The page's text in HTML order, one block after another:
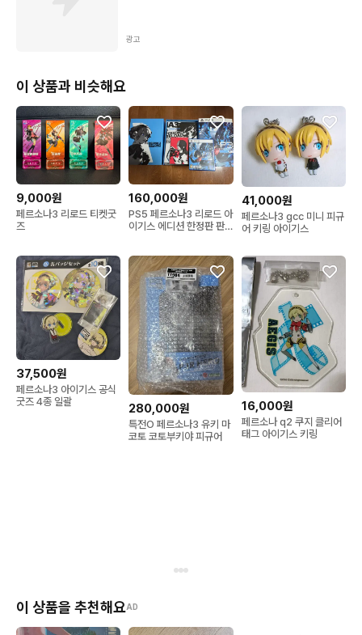
광고
이 상품과 비슷해요
9,000원
페르소나3 리로드 티켓굿
즈
160,000원
PS5 페르소나3 리로드 아
이기스 에디션 한정판 판
41,000원
페르소나3 gcc 미니 피규
어 키링 아이기스
37,500원
페르소나3 아이기스 공식
굿즈 4종 일괄
280,000원
특전O 페르소나3 유키 마
코토 코토부키야 피규어
16,000원
페르소나 q2 쿠지 클리어
태그 아이기스 키링
이 상품을 추천해요AD